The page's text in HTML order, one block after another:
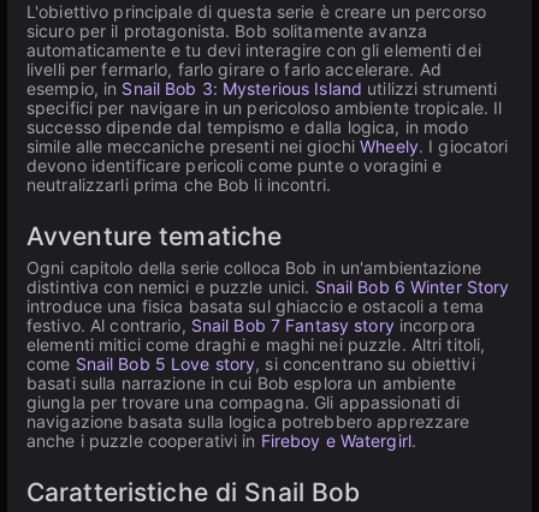
L'obiettivo principale di questa serie è creare un percorso
sicuro per il protagonista. Bob solitamente avanza
automaticamente e tu devi interagire con gli elementi dei
livelli per fermarlo, farlo girare o farlo accelerare. Ad
esempio, in Snail Bob 3: Mysterious Island utilizzi strumenti
specifici per navigare in un pericoloso ambiente tropicale. Il
successo dipende dal tempismo e dalla logica, in modo
simile alle meccaniche presenti nei giochiWheely. I giocatori
devono identificare pericoli come punte o voragini e
neutralizzarli prima che Bob li incontri.
Avventure tematiche
Ogni capitolo della serie colloca Bob in un'ambientazione
distintiva con nemici e puzzle unici. Snail Bob 6 Winter Story
introduce una fisica basata sul ghiaccio e ostacoli a tema
festivo. Al contrario, Snail Bob 7 Fantasy storyincorpora
elementi mitici come draghi e maghi nei puzzle. Altri titoli,
come Snail Bob 5 Love story, si concentrano su obiettivi
basati sulla narrazione in cui Bob esplora un ambiente
giungla per trovare una compagna. Gli appassionati di
navigazione basata sulla logica potrebbero apprezzare
anche i puzzle cooperativi in Fireboy e Watergirl.
Caratteristiche di Snail Bob